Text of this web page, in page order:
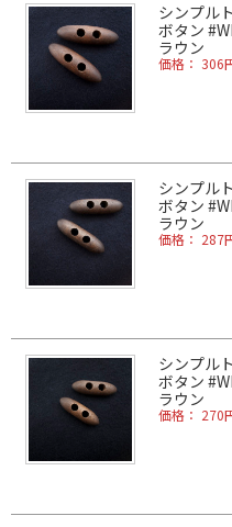
シンプル
ボタン
ラウン
価格： 306
シンプル
ボタン
ラウン
価格： 287
シンプル
ボタン
ラウン
価格： 270